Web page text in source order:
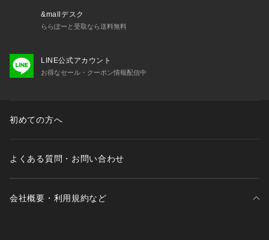
&mallデスク
ららぽーと受取なら送料無料
LINE公式アカウント
お得なセール・クーポン情報配信中
初めての方へ
よくある質問・お問い合わせ
会社概要・利用規約など